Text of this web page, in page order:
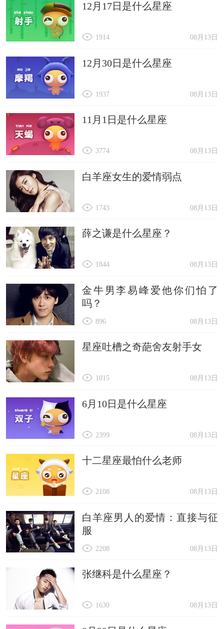
12月17日是什么星座
08月13日
1914
12月30日是什么星座
08月13日
1937
11月1日是什么星座
08月13日
3774
白羊座女生的爱情弱点
08月13日
1743
薛之谦是什么星座？
08月13日
1844
金牛男李易峰爱他你们怕了
吗？
08月13日
896
星座吐槽之奇葩舍友射手女
08月13日
1015
6月10日是什么星座
08月13日
2399
十二星座最怕什么老师
08月13日
2108
白羊座男人的爱情：直接与征
服
08月13日
2208
张继科是什么星座？
08月13日
1630